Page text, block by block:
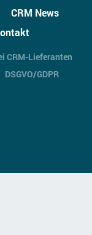
CRM News
CRM-Lieferanten
DSGVO/GDPR